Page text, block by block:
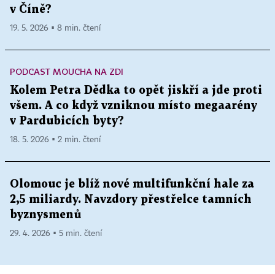
v Číně?
19. 5. 2026 ▪ 8 min. čtení
PODCAST MOUCHA NA ZDI
Kolem Petra Dědka to opět jiskří a jde proti
všem. A co když vzniknou místo megaarény
v Pardubicích byty?
18. 5. 2026 ▪ 2 min. čtení
Olomouc je blíž nové multifunkční hale za
2,5 miliardy. Navzdory přestřelce tamních
byznysmenů
29. 4. 2026 ▪ 5 min. čtení